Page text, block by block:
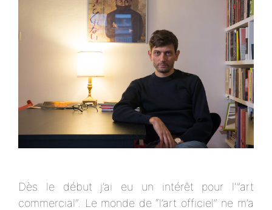
Dès le début j’ai eu un intérêt pour l'”art
commercial”. Le monde de “l’art officiel” ne m’a